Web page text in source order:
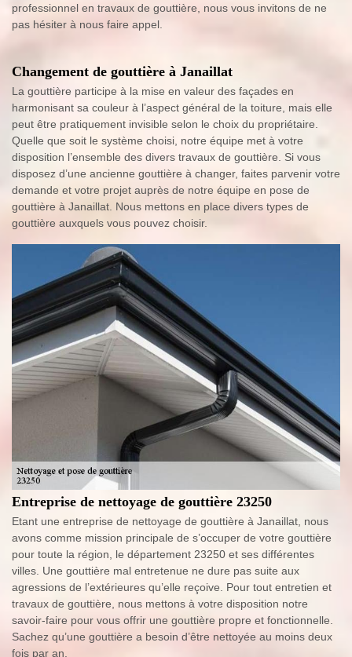
professionnel en travaux de gouttière, nous vous invitons de ne
pas hésiter à nous faire appel.
Changement de gouttière à Janaillat
La gouttière participe à la mise en valeur des façades en
harmonisant sa couleur à l’aspect général de la toiture, mais elle
peut être pratiquement invisible selon le choix du propriétaire.
Quelle que soit le système choisi, notre équipe met à votre
disposition l’ensemble des divers travaux de gouttière. Si vous
disposez d’une ancienne gouttière à changer, faites parvenir votre
demande et votre projet auprès de notre équipe en pose de
gouttière à Janaillat. Nous mettons en place divers types de
gouttière auxquels vous pouvez choisir.
Entreprise de nettoyage de gouttière 23250
Etant une entreprise de nettoyage de gouttière à Janaillat, nous
avons comme mission principale de s’occuper de votre gouttière
pour toute la région, le département 23250 et ses différentes
villes. Une gouttière mal entretenue ne dure pas suite aux
agressions de l’extérieures qu’elle reçoive. Pour tout entretien et
travaux de gouttière, nous mettons à votre disposition notre
savoir-faire pour vous offrir une gouttière propre et fonctionnelle.
Sachez qu’une gouttière a besoin d’être nettoyée au moins deux
fois par an.